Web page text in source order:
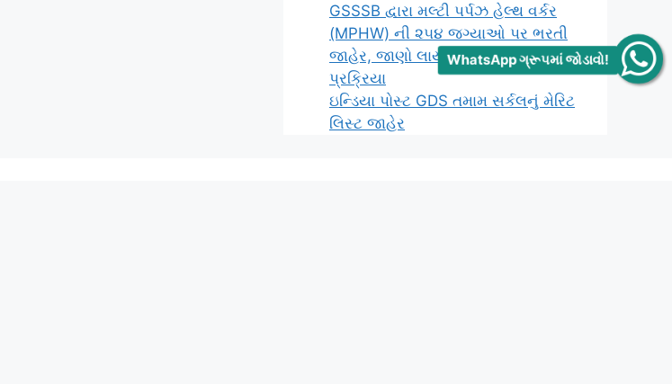
GSSSB દ્વારા મલ્ટી પર્પઝ હેલ્થ વર્કર
(MPHW) ની ૨૫૪ જગ્યાઓ પર ભરતી
જાહેર, જાણો લાયકાત અને અરજી
પ્રક્રિયા
ઇન્ડિયા પોસ્ટ GDS તમામ સર્કલનું મેરિટ
લિસ્ટ જાહેર
WhatsApp ગ્રૂપમાં જોડાવો!